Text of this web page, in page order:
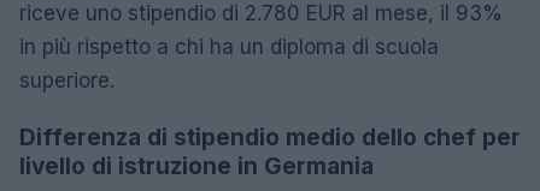
riceve uno stipendio di 2.780 EUR al mese, il 93%
in più rispetto a chi ha un diploma di scuola
superiore.
Differenza di stipendio medio dello chef per
livello di istruzione in Germania